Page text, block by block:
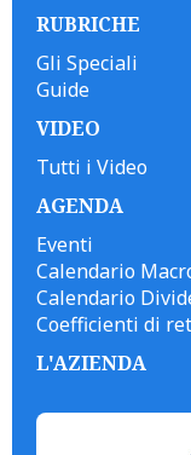
RUBRICHE
Gli Speciali
Guide
VIDEO
Tutti i Video
AGENDA
Eventi
Calendario
Calendario
Coefficienti di
L'AZIENDA